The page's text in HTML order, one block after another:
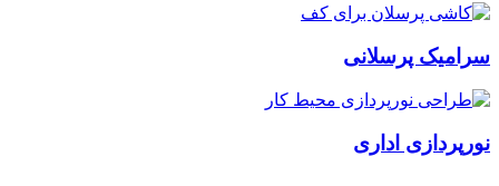
سرامیک پرسلانی
نورپردازی اداری